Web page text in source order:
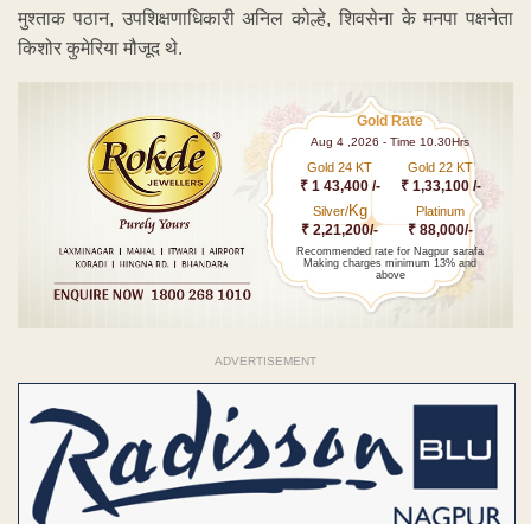
मुश्ताक पठान, उपशिक्षणाधिकारी अनिल कोल्हे, शिवसेना के मनपा पक्षनेता
किशोर कुमेरिया मौजूद थे.
Gold Rate
Aug 4 ,2026 - Time 10.30Hrs
Gold 24 KT
₹ 1 43,400 /-
Gold 22 KT
₹ 1,33,100 /-
Silver/Kg
₹ 2,21,200/-
Platinum
₹ 88,000/-
Recommended rate for Nagpur sarafa
Making charges minimum 13% and
above
ADVERTISEMENT